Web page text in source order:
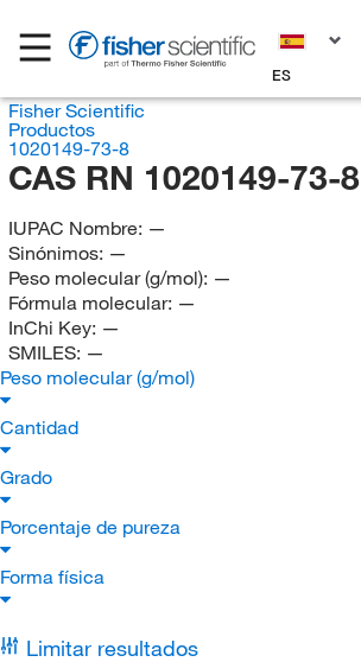
ES
Fisher Scientific
Productos
1020149-73-8
CAS RN 1020149-73-8
IUPAC Nombre: —
Sinónimos: —
Peso molecular (g/mol): —
Fórmula molecular: —
InChi Key: —
SMILES: —
Peso molecular (g/mol)
Cantidad
Grado
Porcentaje de pureza
Forma física
Limitar resultados